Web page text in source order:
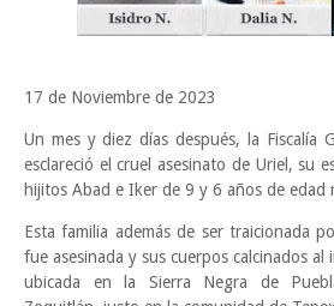
17 de Noviembre de 2023
Un mes y diez días después, la Fiscalía
esclareció el cruel asesinato de Uriel, su
hijitos Abad e Iker de 9 y 6 años de edad
Esta familia además de ser traicionada
fue asesinada y sus cuerpos calcinados
ubicada en la Sierra Negra de